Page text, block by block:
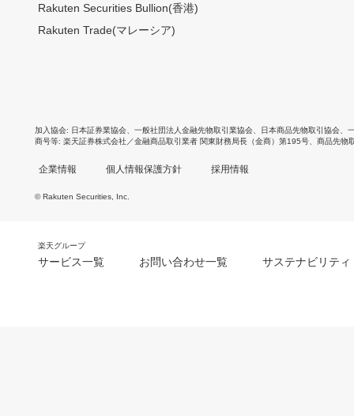
Rakuten Securities Bullion(香港)
Rakuten Trade(マレーシア)
加入協会 日本証券業協会 一般社団法人金融先物取引業協会 日本商品先物取引協会
商号等 楽天証券株式会社／金融商品取引業者 関東財務局長（金商）第195号、商品先物
企業情報 個人情報保護方針 採用情報
© Rakuten Securities, Inc.
楽天グループ
サービス一覧 お問い合わせ一覧 サステナビリティ